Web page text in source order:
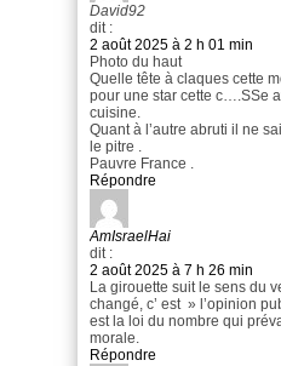
David92
dit :
2 août 2025 à 2 h 01 min
Photo du haut
Quelle tête à claques cette
pour une star cette c….SSe
cuisine.
Quant à l’autre abruti il ne
le pitre .
Pauvre France .
Répondre
AmIsraelHai
dit :
2 août 2025 à 7 h 26 min
La girouette suit le sens du
changé, c’ est » l’opinion
est la loi du nombre qui
morale.
Répondre